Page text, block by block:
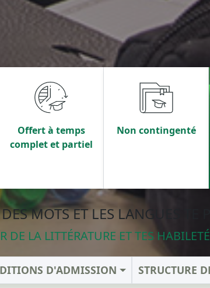
Offert à temps
complet et partiel
Non contingenté
MOTS ET LES LANGUES TE
DE LA LITTÉRATURE ET TES
D'ADMISSION STRUCTURE